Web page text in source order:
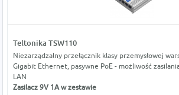
Teltonika TSW110
Niezarządzalny przełącznik klasy przemysłowej
Gigabit Ethernet, pasywne PoE - możliwość
LAN
Zasilacz 9V 1A w zestawie